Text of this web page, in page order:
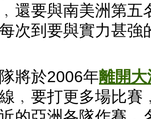
還要與南美洲第
次到要與實力甚
將於2006年離開
﹐要打更多場比